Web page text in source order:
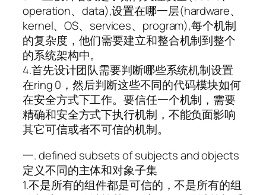
operation、data),设置在哪一层(hardware、
kernel、OS、services、program),每个机制
的复杂度，他们需要建立和整合机制到整个
的系统架构中。
4.首先设计团队需要判断哪些系统机制设置
在ring 0，然后判断这些不同的代码模块如何
在安全方式下工作。要信任一个机制，需要
精确和安全方式下执行机制，不能负面影响
其它可信或者不可信的机制。
一. defined subsets of subjects and objects
定义不同的主体和对象子集
1.不是所有的组件都是可信的，不是所有的组